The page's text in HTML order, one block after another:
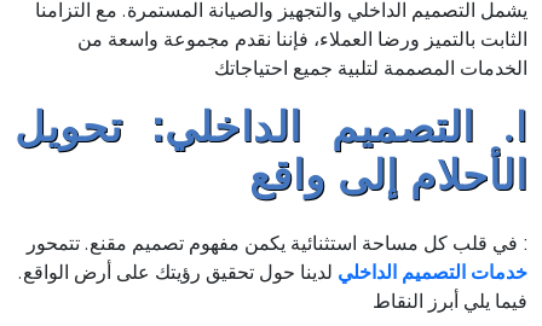
يشمل التصميم الداخلي والتجهيز والصيانة المستمرة. مع التزامنا
الثابت بالتميز ورضا العملاء، فإننا نقدم مجموعة واسعة من
الخدمات المصممة لتلبية جميع احتياجاتك
I. التصميم الداخلي: تحويل
الأحلام إلى واقع
: في قلب كل مساحة استثنائية يكمن مفهوم تصميم مقنع. تتمحور
خدمات التصميم الداخلي لدينا حول تحقيق رؤيتك على أرض الواقع.
فيما يلي أبرز النقاط